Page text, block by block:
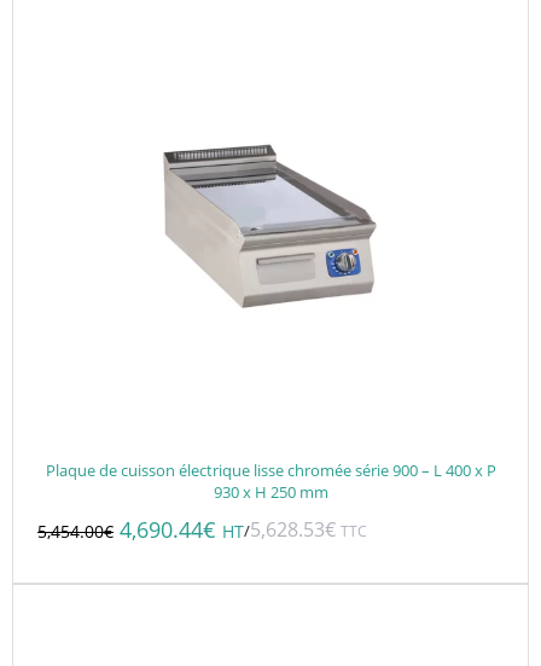
Plaque de cuisson électrique lisse chromée série 900 – L 400 x P
930 x H 250 mm
5,454.00€ 4,690.44€ HT/5,628.53€ TTC